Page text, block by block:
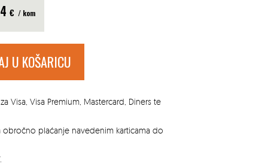
€ / kom
U KOŠARICU
Visa, Visa Premium, Mastercard, Diners te
obročno plaćanje navedenim karticama do